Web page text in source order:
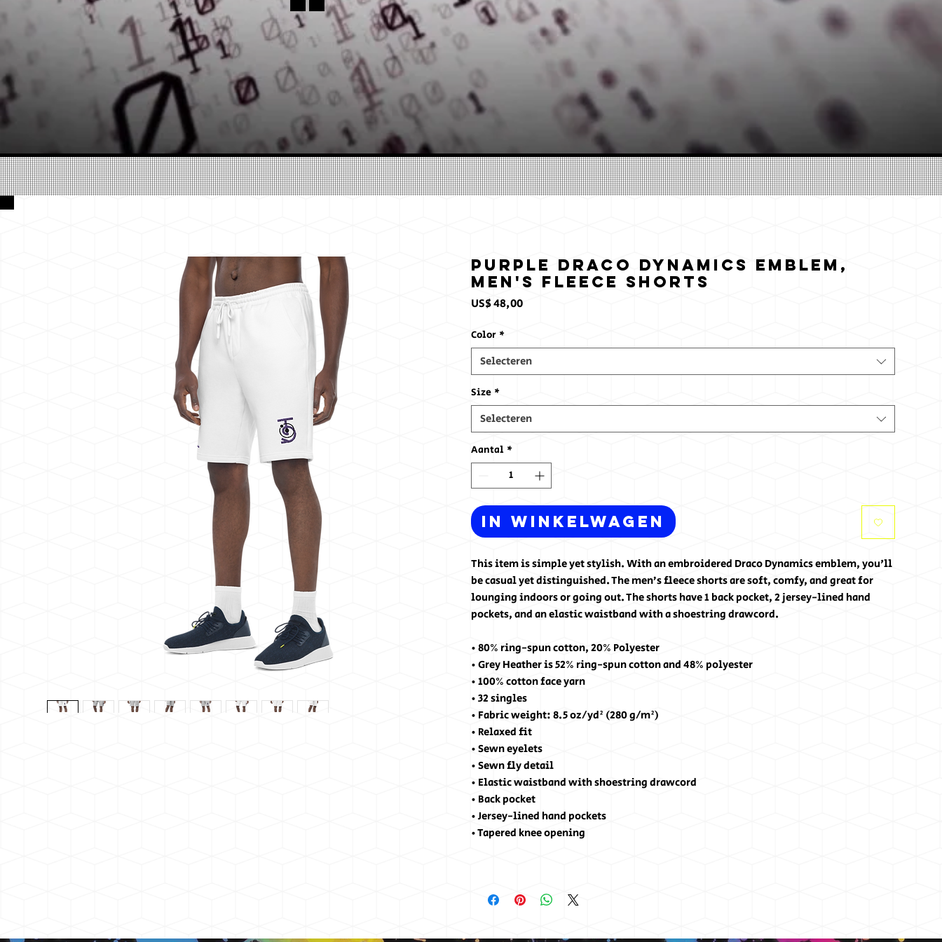
Purple Draco Dynamics Emblem,
Men's fleece shorts
US$ 48,00Prijs
Color *
Selecteren
Size *
Selecteren
Aantal *
In winkelwagen
This item is simple yet stylish. With an embroidered Draco Dynamics emblem, you'll
be casual yet distinguished. The men’s fleece shorts are soft, comfy, and great for
lounging indoors or going out. The shorts have 1 back pocket, 2 jersey-lined hand
pockets, and an elastic waistband with a shoestring drawcord.
• 80% ring-spun cotton, 20% Polyester
• Grey Heather is 52% ring-spun cotton and 48% polyester
• 100% cotton face yarn
• 32 singles
• Fabric weight: 8.5 oz/yd² (280 g/m²)
• Relaxed fit
• Sewn eyelets
• Sewn fly detail
• Elastic waistband with shoestring drawcord
• Back pocket
• Jersey-lined hand pockets
• Tapered knee opening